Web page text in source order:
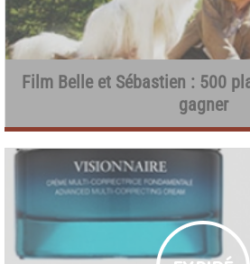
Film Belle et Sébastien : 500
gagner